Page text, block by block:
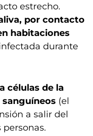
estrecho.
por contacto
habitaciones
durante
células de la
(el
a salir del